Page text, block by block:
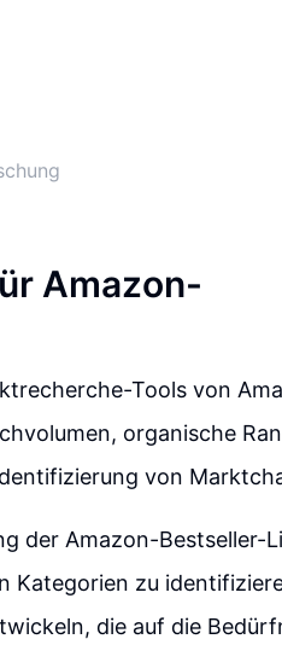
Amazon-
Tools von
organische
von
der Amazon-Bestseller-
Kategorien zu
die auf die